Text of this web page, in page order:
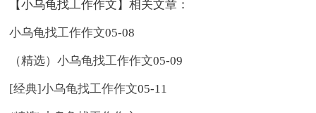
【小乌龟找工作作文】相关文章：
小乌龟找工作作文05-08
（精选）小乌龟找工作作文05-09
[经典]小乌龟找工作作文05-11